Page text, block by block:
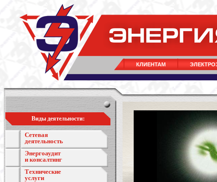
КЛИЕНТАМ
Виды деятельности:
Сетевая
деятельность
Энергоаудит
и консалтинг
Технические
услуги